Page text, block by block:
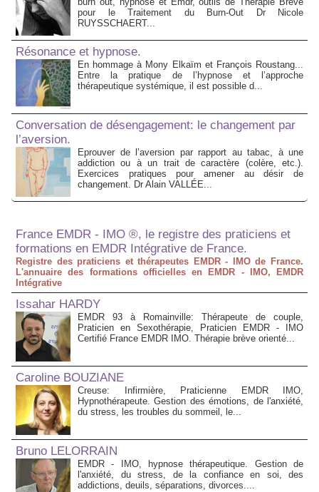
pour le Traitement du Burn-Out Dr Nicole
RUYSSCHAERT...
Résonance et hypnose.
En hommage à Mony Elkaïm et François Roustang...
Entre la pratique de l’hypnose et l’approche
thérapeutique systémique, il est possible d...
Conversation de désengagement: le changement par
l’aversion.
Eprouver de l’aversion par rapport au tabac, à une
addiction ou à un trait de caractère (colère, etc.).
Exercices pratiques pour amener au désir de
changement. Dr Alain VALLÉE...
France EMDR - IMO ®, le registre des praticiens et
formations en EMDR Intégrative de France.
Registre des praticiens et thérapeutes EMDR - IMO de France.
L'annuaire des formations officielles en EMDR - IMO, EMDR
Intégrative
Issahar HARDY
EMDR 93 à Romainville: Thérapeute de couple,
Praticien en Sexothérapie, Praticien EMDR - IMO
Certifié France EMDR IMO. Thérapie brève orienté...
Caroline BOUZIANE
Creuse: Infirmière, Praticienne EMDR IMO,
Hypnothérapeute. Gestion des émotions, de l'anxiété,
du stress, les troubles du sommeil, le...
Bruno LELORRAIN
EMDR - IMO, hypnose thérapeutique. Gestion de
l'anxiété, du stress, de la confiance en soi, des
addictions, deuils, séparations, divorces....